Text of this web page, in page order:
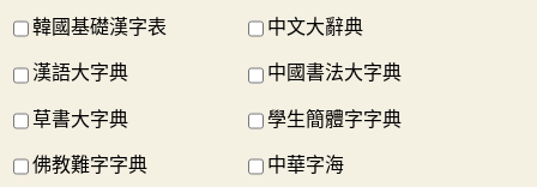
韓國基礎漢字表 中文大辭典
漢語大字典 中國書法大字典
草書大字典 學生簡體字字典
佛教難字字典 中華字海